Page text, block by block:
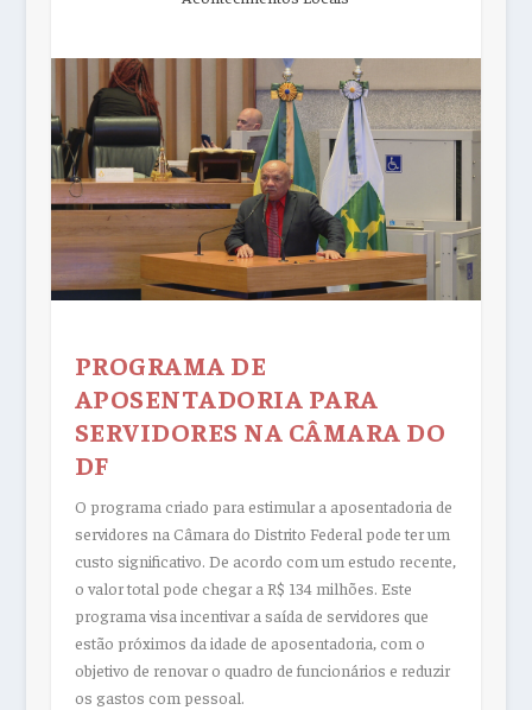
PROGRAMA DE
APOSENTADORIA PARA
SERVIDORES NA CÂMARA DO
DF
O programa criado para estimular a aposentadoria de
servidores na Câmara do Distrito Federal pode ter um
custo significativo. De acordo com um estudo recente,
o valor total pode chegar a R$ 134 milhões. Este
programa visa incentivar a saída de servidores que
estão próximos da idade de aposentadoria, com o
objetivo de renovar o quadro de funcionários e reduzir
os gastos com pessoal.